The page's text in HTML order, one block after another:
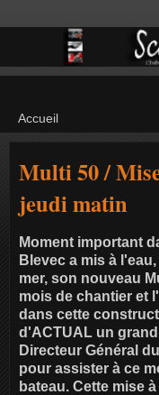
Multi 50 /
jeudi matin
Moment important
Blevec a mis à
mer, son nouveau
mois de chantier et
dans cette
d'ACTUAL un
Directeur Général
pour assister à ce
bateau. Cette mise